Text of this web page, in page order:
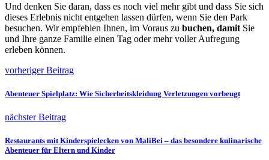
Und denken Sie daran, dass es noch viel mehr gibt und dass Sie sich
dieses Erlebnis nicht entgehen lassen dürfen, wenn Sie den Park
besuchen. Wir empfehlen Ihnen, im Voraus zu buchen, damit Sie
und Ihre ganze Familie einen Tag oder mehr voller Aufregung
erleben können.
vorheriger Beitrag
Abenteuer Spielplatz: Wie Sicherheitskleidung Verletzungen vorbeugt
nächster Beitrag
Restaurants mit Kinderspielecken von MaliBei – das besondere kulinarische
Abenteuer für Eltern und Kinder